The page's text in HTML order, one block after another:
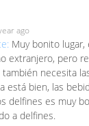
ago
Muy bonito
extranjero, pero
también necesita
está bien, las
delfines es muy
a delfines.